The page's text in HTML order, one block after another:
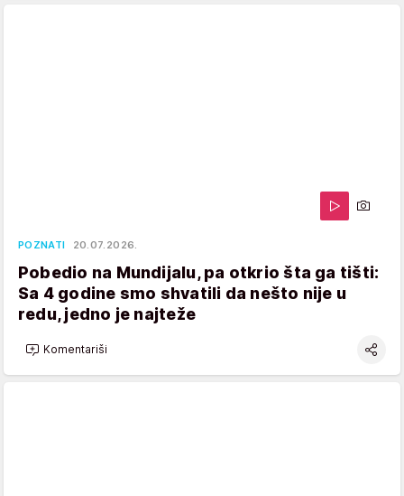
POZNATI 20.07.2026.
Pobedio na Mundijalu, pa otkrio šta ga tišti:
Sa 4 godine smo shvatili da nešto nije u
redu, jedno je najteže
Komentariši